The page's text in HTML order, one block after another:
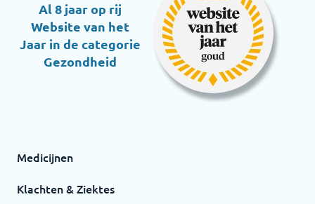
Al 8 jaar op rij
Website van het
Jaar in de categorie
Gezondheid
Medicijnen
Klachten & Ziektes